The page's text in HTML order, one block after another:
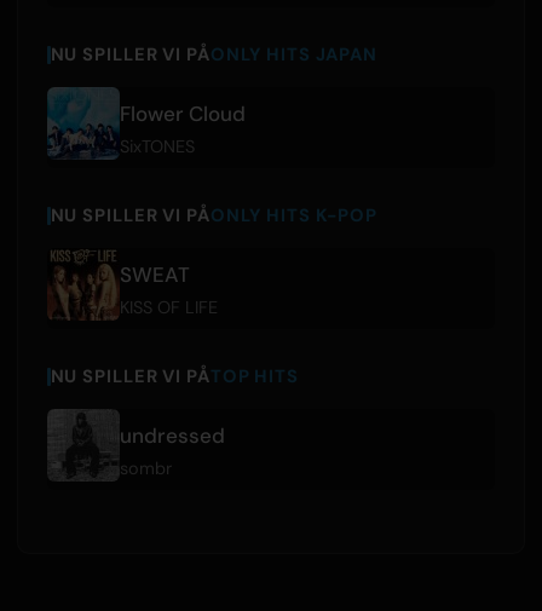
NU SPILLER VI PÅONLY HITS JAPAN
Flower Cloud
SixTONES
NU SPILLER VI PÅONLY HITS K-POP
SWEAT
KISS OF LIFE
NU SPILLER VI PÅTOP HITS
undressed
sombr